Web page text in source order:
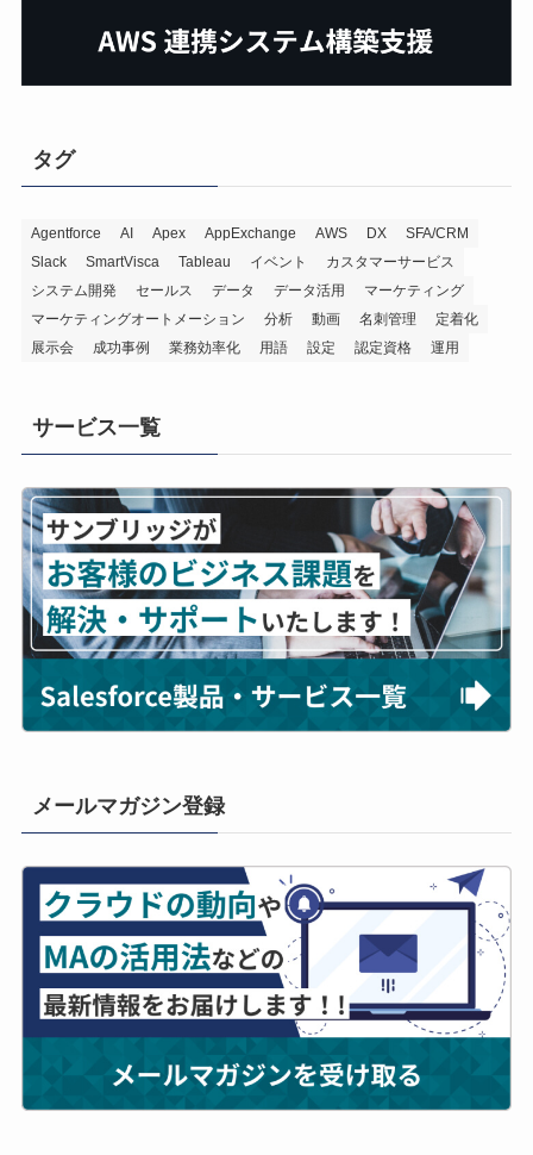
タグ
Agentforce AI Apex AppExchange AWS DX
SFA/CRM
Slack
SmartVisca Tableau イベント
カスタマーサービス
システム開発
セールス データ データ活用
マーケティング
マーケティングオートメーション
分析 動画 名刺管理
定着化
展示会
成功事例 業務効率化 用語 設定 認定資格 運用
サービス一覧
メールマガジン登録